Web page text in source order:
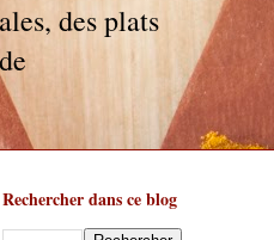
des plats
Rechercher dans ce blog